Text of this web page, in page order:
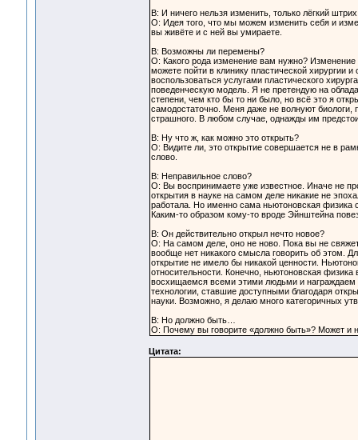
В: И ничего нельзя изменить, только лёгкий
О: Идея того, что мы можем изменить себя и
вы живёте и с ней вы умираете.
В: Возможны ли перемены?
О: Какого рода изменение вам нужно?
можете пойти в клинику пластической хирургии
воспользоваться услугами пластического
поведенческую модель. Я не претендую на
степени, чем кто бы то ни было, но всё это я
самодостаточно. Меня даже не волнуют биологи,
страшного. В любом случае, однажды им
В: Ну что ж, как можно это открыть?
О: Видите ли, это открытие совершается не в
слово.
В: Неправильное слово?
О: Вы воспринимаете уже известное. Иначе не
открытия в науке на самом деле никакие не
работала. Но именно сама ньютоновская физика
Каким-то образом кому-то вроде Эйнштейна
В: Он действительно открыл нечто новое?
О: На самом деле, оно не ново. Пока вы не
вообще нет никакого смысла говорить об этом.
открытие не имело бы никакой ценности.
относительности. Конечно, ньютоновская
восхищаемся всеми этими людьми и награждаем
технологии, ставшие доступными благодаря
науки. Возможно, я делаю много категоричных
В: Но должно быть…
О: Почему вы говорите «должно быть»? Может и
Цитата: